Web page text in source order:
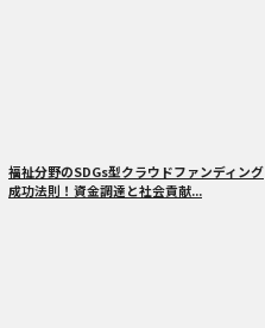
福祉分野のSDGs型クラウドファンディング
成功法則！資金調達と社会貢献...